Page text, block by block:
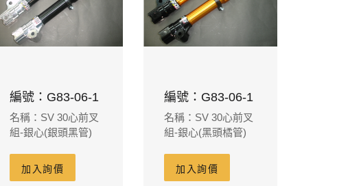
編號：G83-06-1
名稱：SV 30心前叉
組-銀心(銀頭黑管)
加入詢價
編號：G83-06-1
名稱：SV 30心前叉
組-銀心(黑頭橘管)
加入詢價